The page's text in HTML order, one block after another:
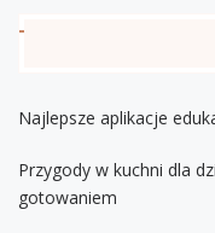
Najlepsze aplikacje
Przygody w kuchni dla
gotowaniem